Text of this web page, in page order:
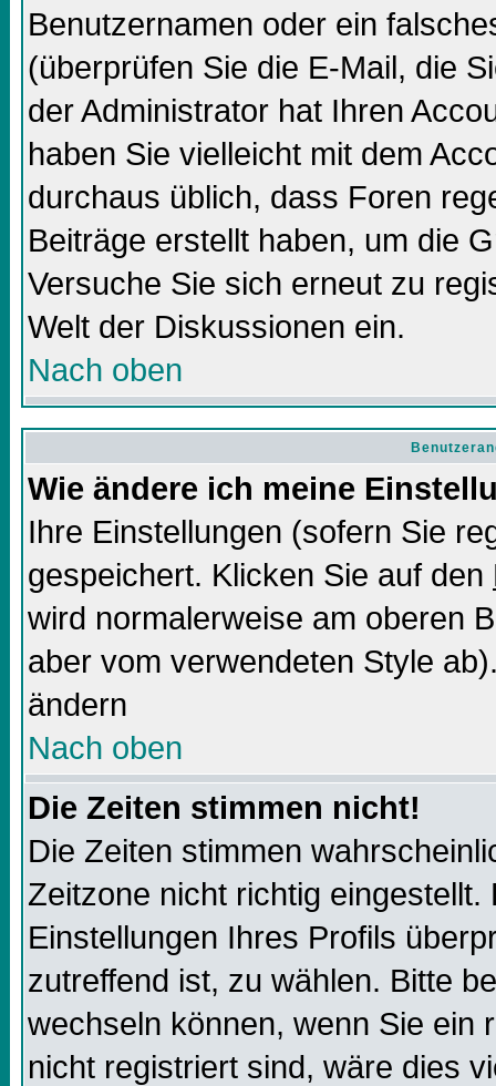
Benutzernamen oder ein
(überprüfen Sie die E-Mail, die
der Administrator hat Ihren
haben Sie vielleicht mit dem
durchaus üblich, dass Foren
Beiträge erstellt haben, um die
Versuche Sie sich erneut zu
Welt der Diskussionen ein.
Nach oben
Wie ändere ich meine
Ihre Einstellungen (sofern Sie
gespeichert. Klicken Sie auf den
wird normalerweise am oberen
aber vom verwendeten Style
ändern
Nach oben
Die Zeiten stimmen nicht!
Die Zeiten stimmen
Zeitzone nicht richtig
Einstellungen Ihres Profils
zutreffend ist, zu wählen. Bitte
wechseln können, wenn Sie ein
nicht registriert sind, wäre dies